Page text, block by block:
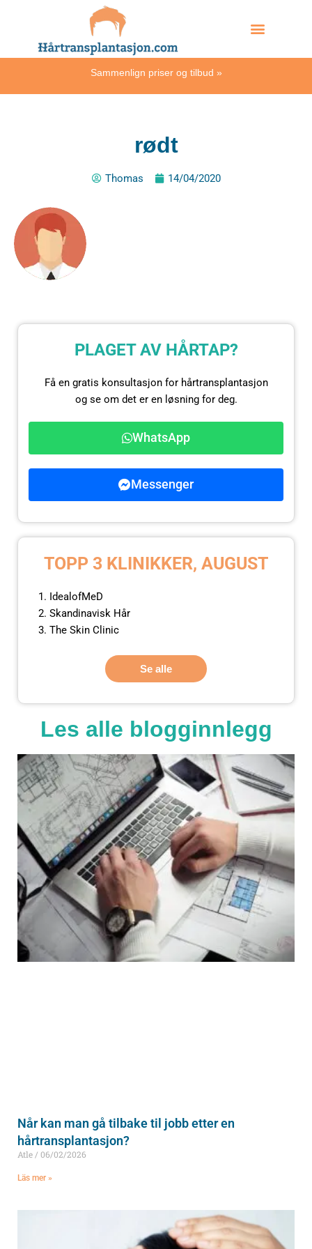
Sammenlign priser og tilbud »
rødt
Thomas 14/04/2020
PLAGET AV HÅRTAP?
Få en gratis konsultasjon for hårtransplantasjon
og se om det er en løsning for deg.
WhatsApp
Messenger
TOPP 3 KLINIKKER, AUGUST
IdealofMeD
Skandinavisk Hår
The Skin Clinic
Se alle
Les alle blogginnlegg
Når kan man gå tilbake til jobb etter en
hårtransplantasjon?
Atle 06/02/2026
Läs mer »